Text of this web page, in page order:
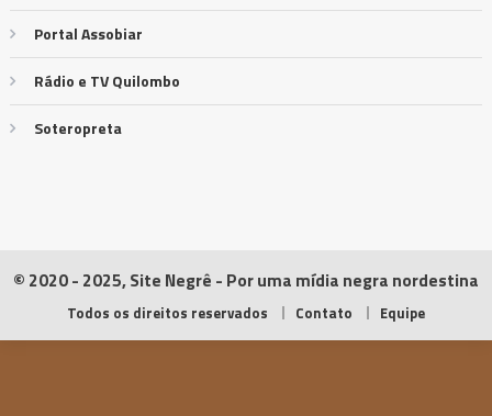
Portal Assobiar
Rádio e TV Quilombo
Soteropreta
© 2020 - 2025, Site Negrê - Por uma mídia negra nordestina
Todos os direitos reservados Contato Equipe